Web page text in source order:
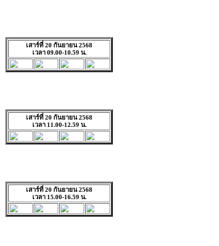
เสาร์ที่ 20 กันยายน 2568
เวลา 09.00-10.59 น.
เสาร์ที่ 20 กันยายน 2568
เวลา 11.00-12.59 น.
เสาร์ที่ 20 กันยายน 2568
เวลา 15.00-16.59 น.